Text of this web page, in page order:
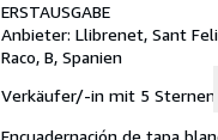
ERSTAUSGABE
Anbieter: Llibrenet, Sant
Raco, B, Spanien
Verkäufer/-in mit 5 Sternen
Encuadernación de tapa